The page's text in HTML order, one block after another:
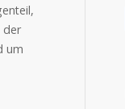
der
um